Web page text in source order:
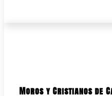
Moros y Cristianos de